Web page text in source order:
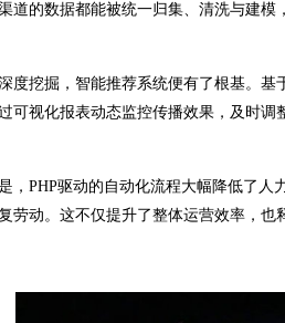
道的数据都能被统一归集、清洗与建模
挖掘，智能推荐系统便有了根基。基
可视化报表动态监控传播效果，及时调
PHP驱动的自动化流程大幅降低了人
劳动。这不仅提升了整体运营效率，也